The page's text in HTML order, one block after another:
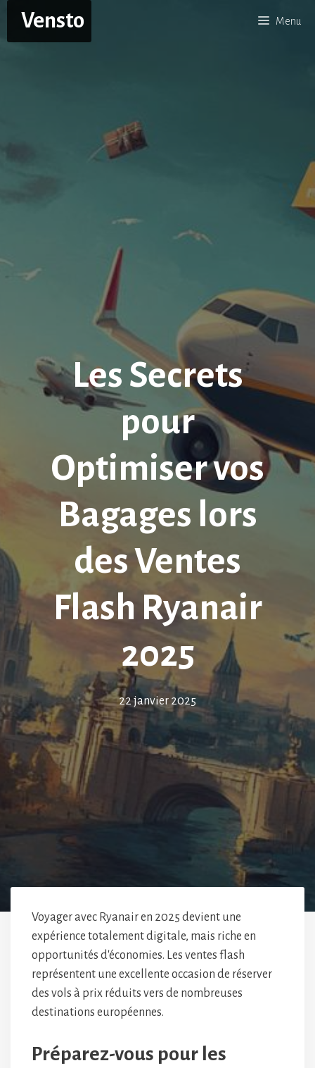
contenu
Vensto Menu
Les Secrets
pour
Optimiser vos
Bagages lors
des Ventes
Flash Ryanair
2025
22 janvier 2025
Voyager avec Ryanair en 2025 devient une
expérience totalement digitale, mais riche en
opportunités d'économies. Les ventes flash
représentent une excellente occasion de réserver
des vols à prix réduits vers de nombreuses
destinations européennes.
Préparez-vous pour les